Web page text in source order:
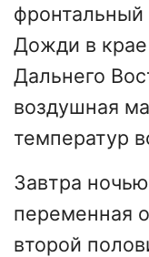
фронтальный
Дожди в крае
Дальнего
воздушная
температур
Завтра
переменная
второй